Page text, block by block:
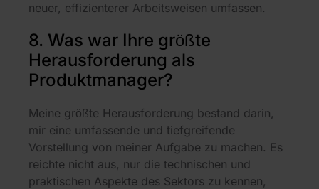
neuer, effizienterer Arbeitsweisen umfassen.
8. Was war Ihre größte
Herausforderung als
Produktmanager?
Meine größte Herausforderung bestand darin,
mir eine umfassende und tiefgreifende
Vorstellung von meiner Aufgabe zu machen. Es
reichte nicht aus, nur die technischen und
praktischen Aspekte des Sektors zu kennen,